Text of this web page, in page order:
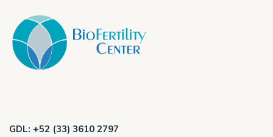
GDL: +52 (33) 3610 2797